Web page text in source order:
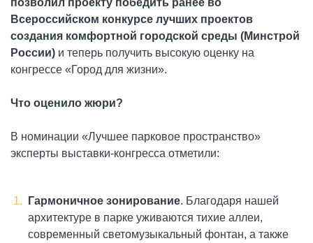
позволил проекту победить ранее во
Всероссийском конкурсе лучших проектов
создания комфортной городской среды (Минстрой
России) и теперь получить высокую оценку на
конгрессе «Город для жизни».
Что оценило жюри?
В номинации «Лучшее парковое пространство»
эксперты выставки-конгресса отметили:
Гармоничное зонирование. Благодаря нашей
архитектуре в парке уживаются тихие аллеи,
современный светомузыкальный фонтан, а также